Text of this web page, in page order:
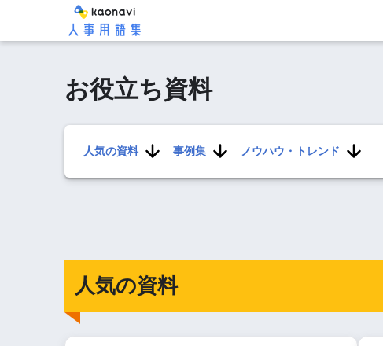
お役立ち資料
人気の資料 事例集 ノウハウ・トレンド
人気の資料